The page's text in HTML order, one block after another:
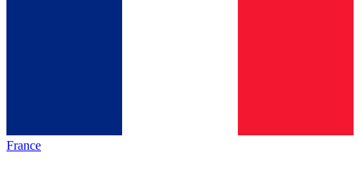
France